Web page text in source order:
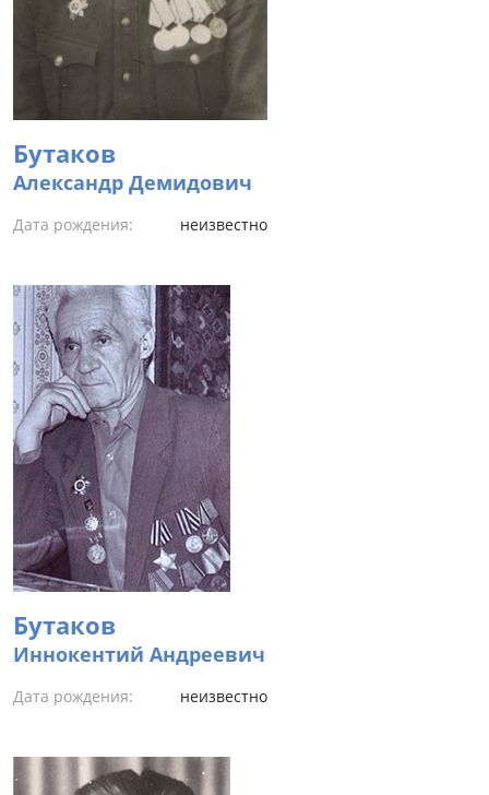
Бутаков
Александр Демидович
Дата рождения: неизвестно
Бутаков
Иннокентий Андреевич
Дата рождения: неизвестно